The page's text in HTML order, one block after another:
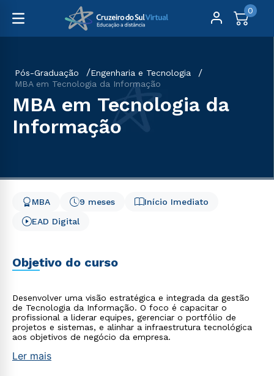
0
Pós-Graduação
Engenharia e Tecnologia
MBA em Tecnologia da Informação
MBA em Tecnologia da
Informação
Início Imediato
9 meses
MBA
EAD Digital
Objetivo do curso
Desenvolver uma visão estratégica e integrada da gestão
de Tecnologia da Informação. O foco é capacitar o
profissional a liderar equipes, gerenciar o portfólio de
projetos e sistemas, e alinhar a infraestrutura tecnológica
aos objetivos de negócio da empresa.
Ler mais